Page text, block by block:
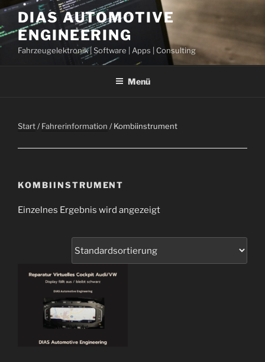
Zum
Inhalt
springen
DIAS AUTOMOTIVE
ENGINEERING
Fahrzeugelektronik | Software | Apps | Consulting
Menü
Start/Fahrerinformation / Kombiinstrument
KOMBIINSTRUMENT
Einzelnes Ergebnis wird angezeigt